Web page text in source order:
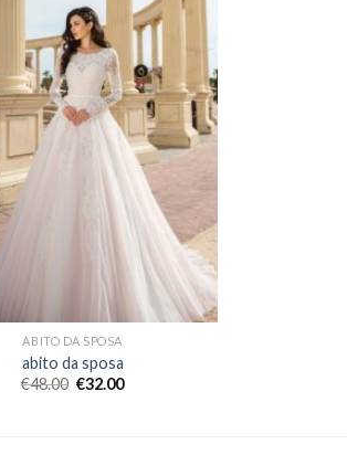
ABITO DA SPOSA
abito da sposa
€48.00 €32.00